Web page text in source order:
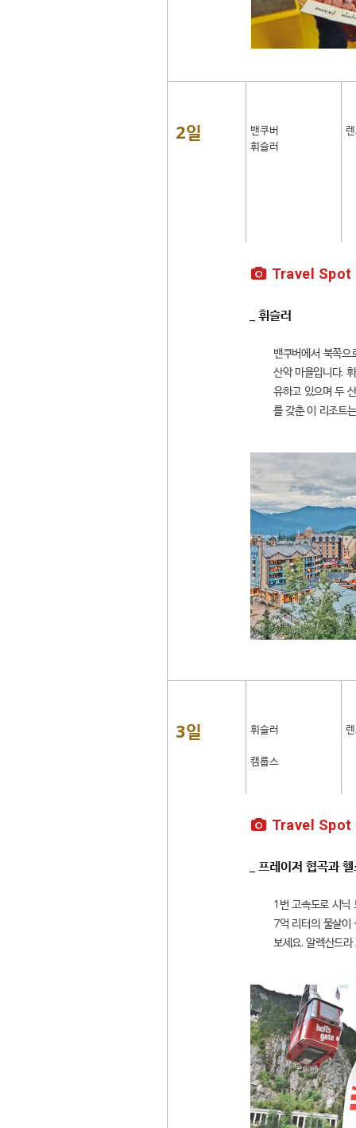
2일
밴쿠버
휘슬러
Travel Spot
_ 휘슬러
밴쿠버에서 북쪽
산악 마을입니다.
유하고 있으며 두
를 갖춘 이 리조트
3일 휘슬러
캠룹스
Travel Spot
_ 프레이저 협곡과
1번 고속도로 시닉
7억 리터의 물살이
보세요. 알렉산드